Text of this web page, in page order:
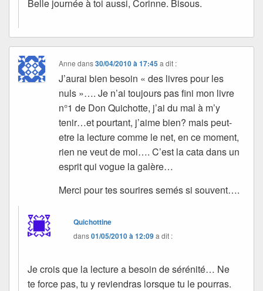
Belle journée à toi aussi, Corinne. Bisous.
Anne dans30/04/2010 à 17:45 a dit :
J’aurai bien besoin « des livres pour les
nuls »…. Je n’ai toujours pas fini mon livre
n°1 de Don Quichotte, j’ai du mal à m’y
tenir…et pourtant, j’aime bien? mais peut-
etre la lecture comme le net, en ce moment,
rien ne veut de moi…. C’est la cata dans un
esprit qui vogue la galère…
Merci pour tes sourires semés si souvent….
Quichottine
dans01/05/2010 à 12:09a dit :
Je crois que la lecture a besoin de sérénité… Ne
te force pas, tu y reviendras lorsque tu le pourras.